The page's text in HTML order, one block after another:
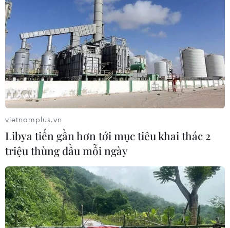
vietnamplus.vn
Libya tiến gần hơn tới mục tiêu khai thác 2
triệu thùng dầu mỗi ngày